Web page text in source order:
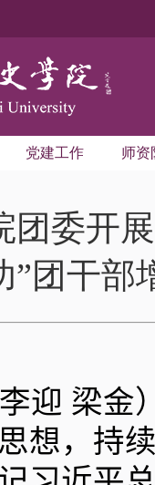
党建工作 师资
团委开
”团干部
李迎 梁
想，持